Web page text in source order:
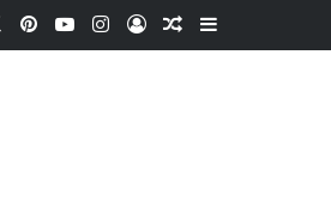
PinterestYouTubeInstagramOturum aç
Rastgele Makale
Kenar